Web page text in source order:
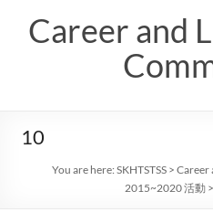
contentCareer and
10
You are here:SKHTSTSS >Career
2015~2020 活動 >